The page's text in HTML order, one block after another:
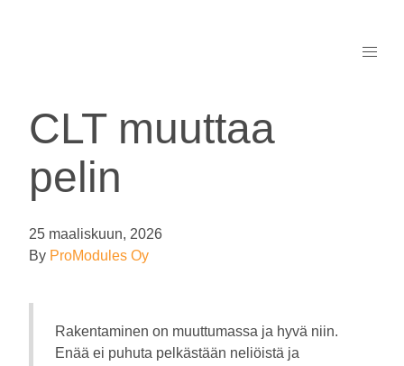
CLT muuttaa
pelin
25 maaliskuun, 2026
By ProModules Oy
Rakentaminen on muuttumassa ja hyvä niin.
Enää ei puhuta pelkästään neliöistä ja